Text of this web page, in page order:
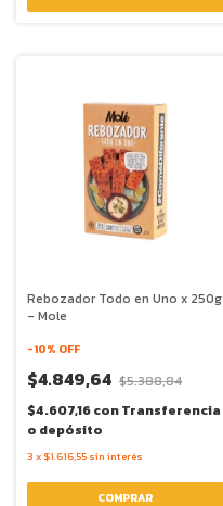
Rebozador Todo en Uno x 250g
- Mole
-10% OFF
$4.849,64 $5.388,84
$4.607,16conTransferencia
o depósito
3 x $1.616,55 sin interés